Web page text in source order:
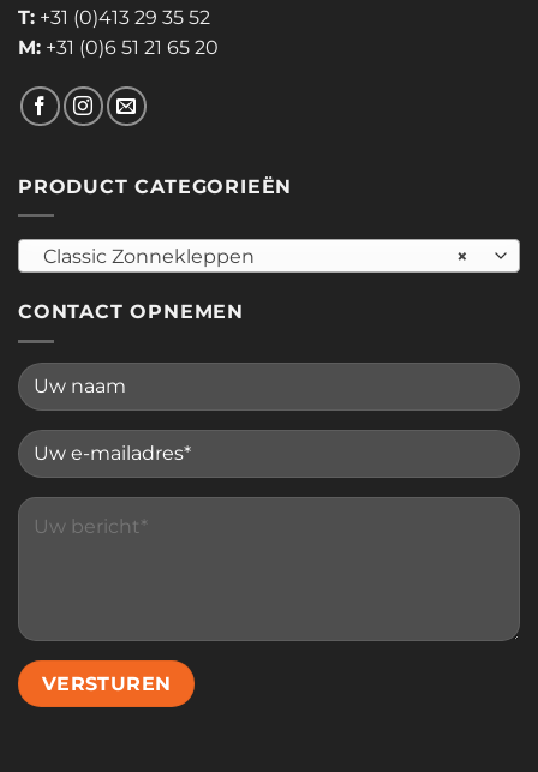
T: +31 (0)413 29 35 52
M: +31 (0)6 51 21 65 20
PRODUCT CATEGORIEËN
×
Classic Zonnekleppen
CONTACT OPNEMEN
Please leave this field empty.